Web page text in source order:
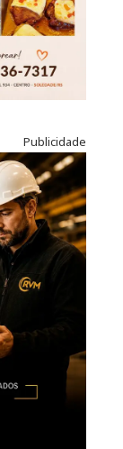
Publicidade